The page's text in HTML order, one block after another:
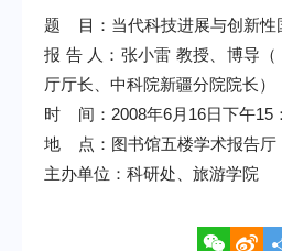
题
目：当代科技进展与创新性
报 告 人：张小雷 教授、博导
厅厅长、中科院新疆分院院长）
时
间： 2008年6月 16日下午15 ：
地
点：图书馆五楼学术报告厅
主办单位：科研处、旅游学院